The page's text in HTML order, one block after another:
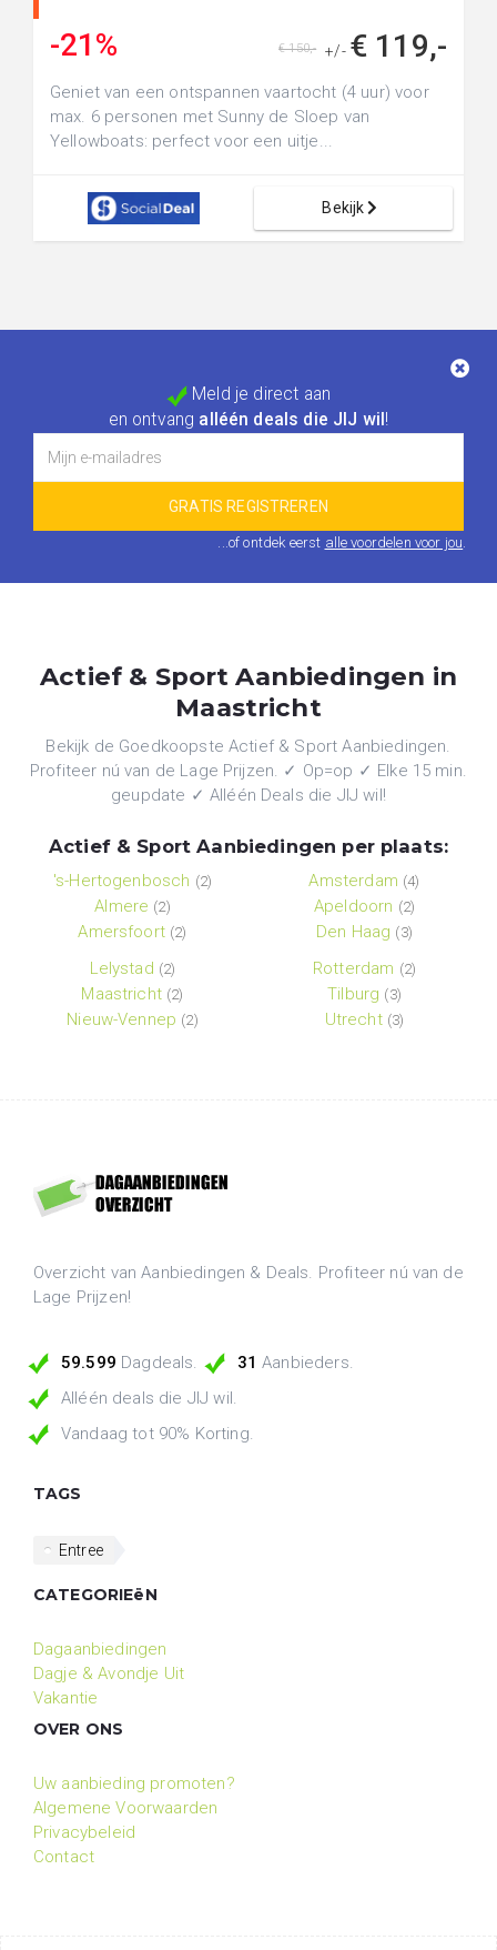
-21% +/- € 119,-
€ 150,-
Geniet van een ontspannen vaartocht (4 uur) voor
max. 6 personen met Sunny de Sloep van
Yellowboats: perfect voor een uitje...
Bekijk
Meld je direct aan
en ontvang alléén deals die JIJ wil !
...of ontdek eerst alle voordelen voor jou.
Actief & Sport Aanbiedingen in
Maastricht
Bekijk de Goedkoopste Actief & Sport Aanbiedingen.
Profiteer nú van de Lage Prijzen. ✓ Op=op ✓ Elke 15 min.
geupdate ✓ Alléén Deals die JIJ wil!
Actief & Sport Aanbiedingen per plaats:
's-Hertogenbosch (2)
Almere (2)
Amersfoort (2)
Amsterdam (4)
Apeldoorn (2)
Den Haag (3)
Lelystad (2)
Maastricht (2)
Nieuw-Vennep (2)
Rotterdam (2)
Tilburg (3)
Utrecht (3)
Overzicht van Aanbiedingen & Deals. Profiteer nú van de
Lage Prijzen!
59.599 Dagdeals. 31 Aanbieders.
Alléén deals die JIJ wil.
Vandaag tot 90% Korting.
TAGS
Entree
CATEGORIEëN
Dagaanbiedingen
Dagje & Avondje Uit
Vakantie
OVER ONS
Uw aanbieding promoten?
Algemene Voorwaarden
Privacybeleid
Contact